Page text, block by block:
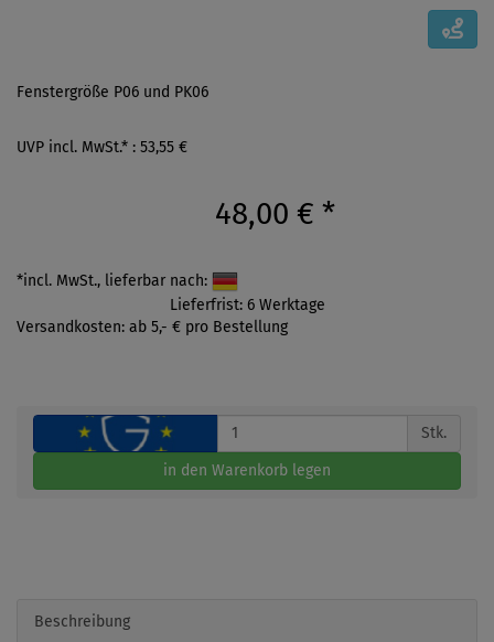
Fenstergröße P06 und PK06
UVP incl. MwSt.* : 53,55 €
48,00 € *
*incl. MwSt., lieferbar nach:
Lieferfrist: 6 Werktage
Versandkosten: ab 5,- € pro Bestellung
Stk.
in den Warenkorb legen
Beschreibung